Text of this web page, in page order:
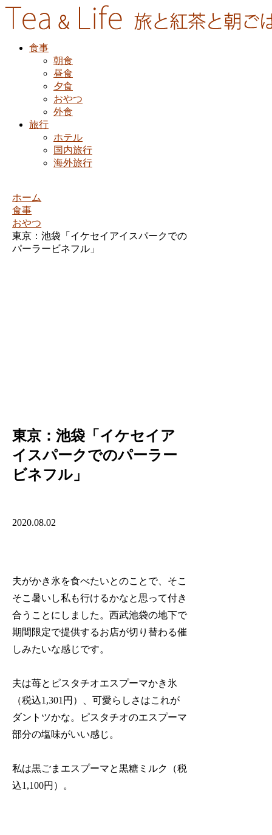
食事
朝食
昼食
夕食
おやつ
外食
旅行
ホテル
国内旅行
海外旅行
ホーム
食事
おやつ
東京：池袋「イケセイアイスパークでの
パーラービネフル」
東京：池袋「イケセイア
イスパークでのパーラー
ビネフル」
2020.08.02
夫がかき氷を食べたいとのことで、そこ
そこ暑いし私も行けるかなと思って付き
合うことにしました。西武池袋の地下で
期間限定で提供するお店が切り替わる催
しみたいな感じです。
夫は苺とピスタチオエスプーマかき氷
（税込1,301円）、可愛らしさはこれが
ダントツかな。ピスタチオのエスプーマ
部分の塩味がいい感じ。
私は黒ごまエスプーマと黒糖ミルク（税
込1,100円）。